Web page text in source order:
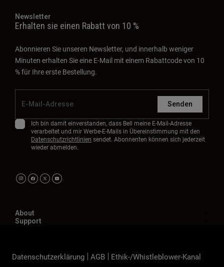
Newsletter
Erhalten sie einen Rabatt von 10 %
Abonnieren Sie unseren Newsletter, und innerhalb weniger
Minuten erhalten Sie eine E-Mail mit einem Rabattcode von 10
% für Ihre erste Bestellung.
Senden
Ich bin damit einverstanden, dass Bell meine E-Mail-Adresse
verarbeitet und mir Werbe-E-Mails in Übereinstimmung mit den
Datenschutzrichtlinien sendet. Abonnenten können sich jederzeit
wieder abmelden.
About
Support
Datenschutzerklärung AGB
Ethik-/Whistleblower-Kanal